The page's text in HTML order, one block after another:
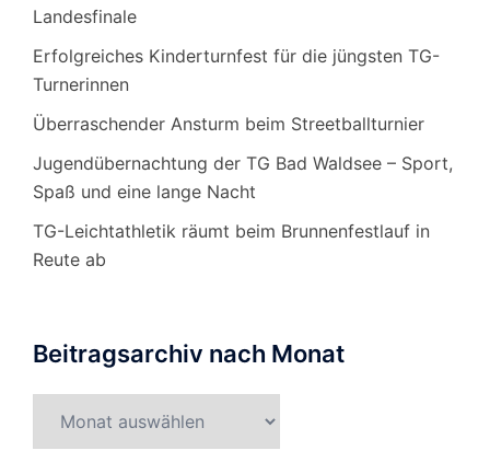
Landesfinale
Erfolgreiches Kinderturnfest für die jüngsten TG-
Turnerinnen
Überraschender Ansturm beim Streetballturnier
Jugendübernachtung der TG Bad Waldsee – Sport,
Spaß und eine lange Nacht
TG-Leichtathletik räumt beim Brunnenfestlauf in
Reute ab
Beitragsarchiv nach Monat
nach